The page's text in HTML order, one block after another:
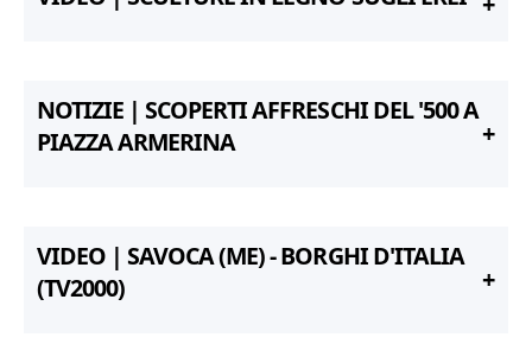
NOTIZIE | SCOPERTI AFFRESCHI DEL '500 A
PIAZZA ARMERINA
VIDEO | SAVOCA (ME) - BORGHI D'ITALIA
(TV2000)